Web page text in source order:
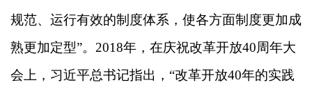
规范、运行有效的制度体系，使各方面制度更加成
熟更加定型”。2018年，在庆祝改革开放40周年大
会上，习近平总书记指出，“改革开放40年的实践